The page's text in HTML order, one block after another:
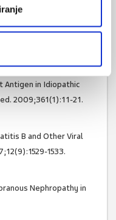
Clin J Am Soc
CJN.11761116.
al. M-Type
Antigen in Idiopathic
2009;361(1):11-21.
B and Other Viral
1533.
Nephropathy in